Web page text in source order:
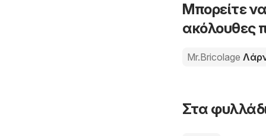
Μπορείτε
ακόλουθες
Mr.Bricolage
Στα